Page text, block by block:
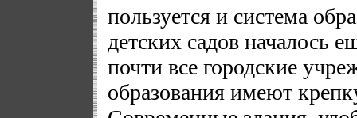
пользуется и система
детских садов началось
почти все городские
образования имеют